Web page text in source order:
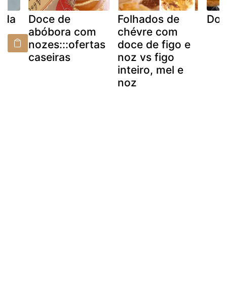
Doce de
abóbora com
nozes:::ofertas
caseiras
Folhados de
chévre com
doce de figo e
noz vs figo
inteiro, mel e
noz